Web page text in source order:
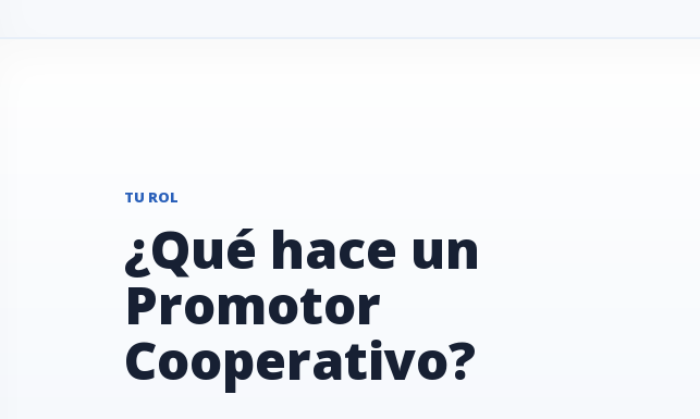
TU ROL
¿Qué hace un
Promotor
Cooperativo?